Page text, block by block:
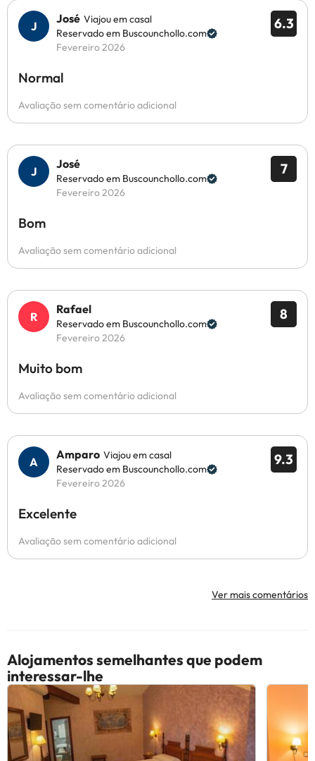
6.3
José Viajou em casal
Reservado em Buscounchollo.com
Fevereiro 2026
Normal
Avaliação sem comentário adicional
7
José
Reservado em Buscounchollo.com
Fevereiro 2026
Bom
Avaliação sem comentário adicional
8
Rafael
Reservado em Buscounchollo.com
Fevereiro 2026
Muito bom
Avaliação sem comentário adicional
9.3
Amparo Viajou em casal
Reservado em Buscounchollo.com
Fevereiro 2026
Excelente
Avaliação sem comentário adicional
Ver mais comentários
Alojamentos semelhantes que podem
interessar-lhe